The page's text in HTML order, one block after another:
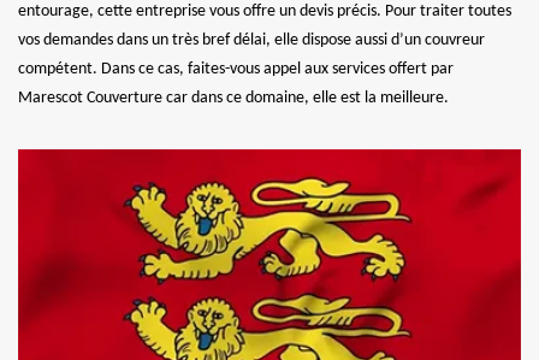
entourage, cette entreprise vous offre un devis précis. Pour traiter toutes
vos demandes dans un très bref délai, elle dispose aussi d’un couvreur
compétent. Dans ce cas, faites-vous appel aux services offert par
Marescot Couverture car dans ce domaine, elle est la meilleure.